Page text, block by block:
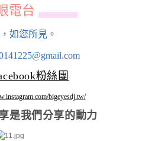
電台 ▄▄▄▄▄▄
如您所見。
粉絲團
bigeyesdj.tw/
是我們分享的動力